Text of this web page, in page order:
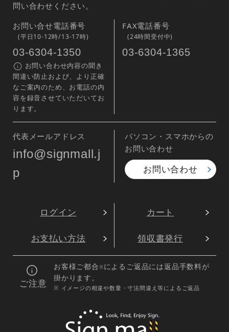
問い合わせください。
お問い合せ電話番号
(平日10-12時/13-17時)
03-6304-1350
お問い合わせ内容の聞き
間違い防止および、より正確
なご案内のため、お電話の内
容を録音させていただいてお
ります。
FAX電話番号
(24時間受付中)
03-6304-1365
代表メールアドレス
info@signmall.j
p
パソコン・スマホからの
お問い合わせ
お問い合わせ
ログイン カート
お支払い方法 領収書発行
ご注意
お客様ご都合※によるご返品には返品手数料が
掛かります。
※ イメージの相違や数量・寸法間違え等によるご返品